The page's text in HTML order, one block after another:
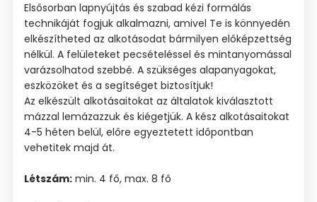
Elsősorban lapnyújtás és szabad kézi formálás
technikáját fogjuk alkalmazni, amivel Te is könnyedén
elkészítheted az alkotásodat bármilyen előképzettség
nélkül. A felületeket pecsételéssel és mintanyomással
varázsolhatod szebbé. A szükséges alapanyagokat,
eszközöket és a segítséget biztosítjuk!
Az elkészült alkotásaitokat az általatok kiválasztott
mázzal lemázazzuk és kiégetjük. A kész alkotásaitokat
4-5 héten belül, előre egyeztetett időpontban
vehetitek majd át.
Létszám:min. 4 fő, max. 8 fő